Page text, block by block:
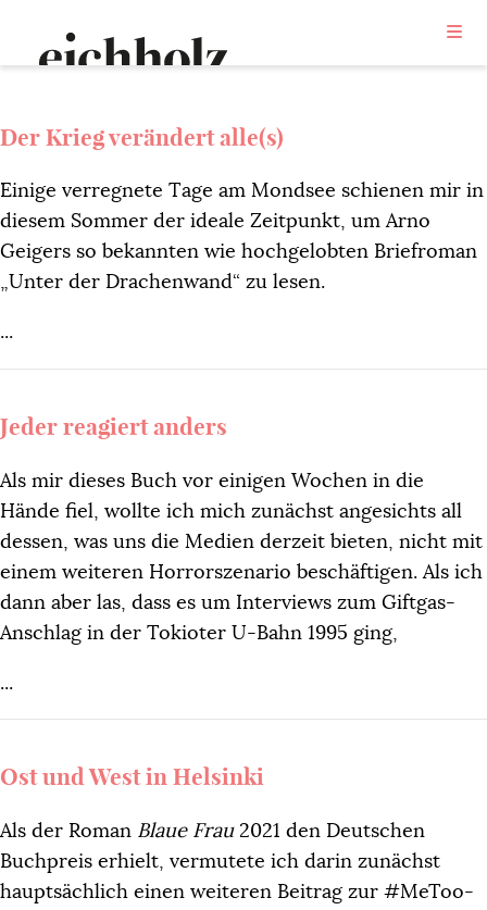
Trauma
Der Krieg verändert alle(s)
Einige verregnete Tage am Mondsee schienen mir in
diesem Sommer der ideale Zeitpunkt, um Arno
Geigers so bekannten wie hochgelobten Briefroman
„Unter der Drachenwand“ zu lesen.
...
Jeder reagiert anders
Als mir dieses Buch vor einigen Wochen in die
Hände fiel, wollte ich mich zunächst angesichts all
dessen, was uns die Medien derzeit bieten, nicht mit
einem weiteren Horrorszenario beschäftigen. Als ich
dann aber las, dass es um Interviews zum Giftgas-
Anschlag in der Tokioter U-Bahn 1995 ging,
...
Ost und West in Helsinki
Als der Roman Blaue Frau2021 den Deutschen
Buchpreis erhielt, vermutete ich darin zunächst
hauptsächlich einen weiteren Beitrag zur #MeToo-